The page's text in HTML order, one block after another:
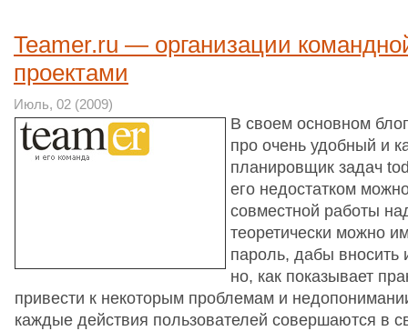
Teamer.ru — организации
проектами
Июль, 02 (2009)
В своем основном
про очень удобный и
планировщик задач
его недостатком
совместной работы
теоретически можно
пароль, дабы вносить
но, как показывает
привести к некоторым проблемам и
каждые действия пользователей совершаются в